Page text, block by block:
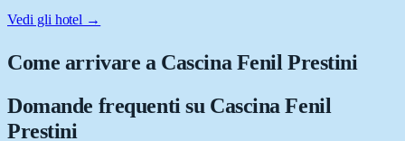
Vedi gli hotel →
Come arrivare a Cascina Fenil Prestini
Domande frequenti su Cascina Fenil
Prestini